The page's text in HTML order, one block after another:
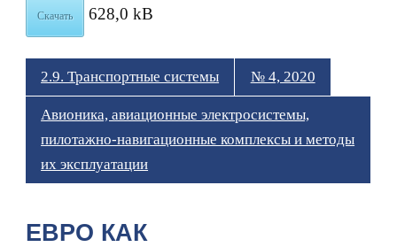
Скачать 628,0 kB
2.9. Транспортные системы № 4, 2020
Авионика, авиационные электросистемы,
пилотажно-навигационные комплексы и методы
их эксплуатации
ЕВРО КАК